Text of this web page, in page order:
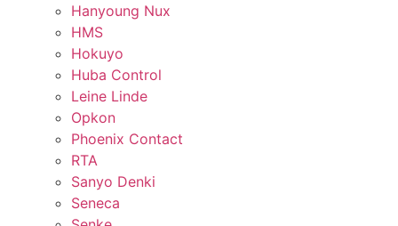
Hanyoung Nux
HMS
Hokuyo
Huba Control
Leine Linde
Opkon
Phoenix Contact
RTA
Sanyo Denki
Seneca